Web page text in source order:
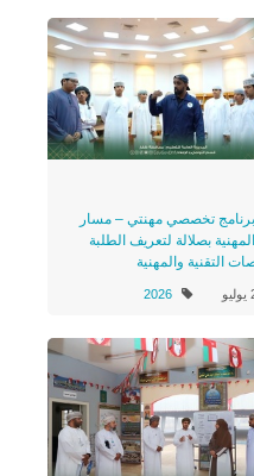
برنامج تخصصي مهنتي – مسار
المهنية بصلالة لتعريف الطلبة
التقنية والمهنية
2026